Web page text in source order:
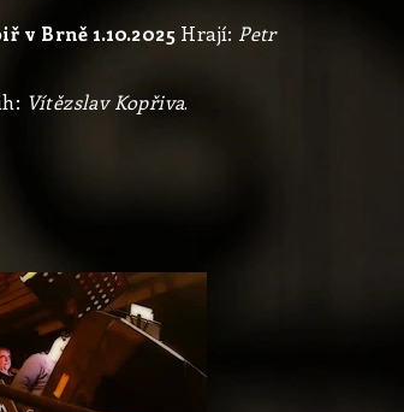
v Brně 1.10.2025 Hrají: Petr
Vítězslav Kopřiva.